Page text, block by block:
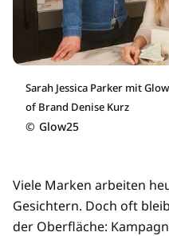
Sarah Jessica Parker mit
of Brand Denise Kurz
© Glow25
Viele Marken arbeiten
Gesichtern. Doch oft
der Oberfläche: